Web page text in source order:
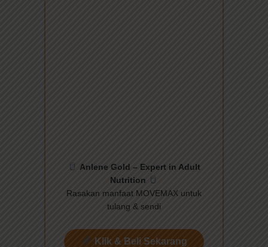
Anlene Gold – Expert in Adult
Nutrition
Rasakan manfaat MOVEMAX untuk
tulang & sendi
Klik & Beli Sekarang